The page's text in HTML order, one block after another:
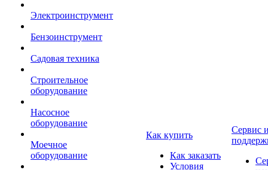
Электроинструмент
Бензоинструмент
Садовая техника
Строительное
оборудование
Насосное
оборудование
Моечное
оборудование
Как купить
Как заказать
Условия
Сервис